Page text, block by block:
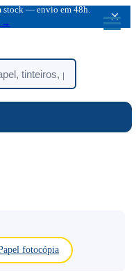
stock — envio em 48h.
→
×
fotocópia